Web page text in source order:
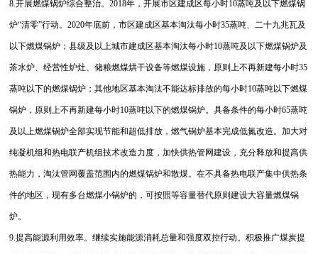
8.开展燃煤锅炉综合整治。2018年，开展市区建成区每小时10蒸吨及以下燃煤锅
炉“清零”行动。2020年底前，市区建成区基本淘汰每小时35蒸吨、二十九兆瓦及
以下燃煤锅炉；县级及以上城市建成区基本淘汰每小时10蒸吨及以下燃煤锅炉及
茶水炉、经营性炉灶、储粮燃煤烘干设备等燃煤设施，原则上不再新建每小时35
蒸吨以下的燃煤锅炉；其他地区基本淘汰不能达标排放的每小时10蒸吨以下燃煤
锅炉，原则上不再新建每小时10蒸吨以下的燃煤锅炉。具备条件的每小时65蒸吨
及以上燃煤锅炉全部实现节能和超低排放，燃气锅炉基本完成低氮改造。加大对
纯凝机组和热电联产机组技术改造力度，加快供热管网建设，充分释放和提高供
热能力，淘汰管网覆盖范围内的燃煤锅炉和散煤。在不具备热电联产集中供热条
件的地区，现有多台燃煤小锅炉的，可按照等容量替代原则建设大容量燃煤锅
炉。
9.提高能源利用效率。继续实施能源消耗总量和强度双控行动。积极推广煤炭提